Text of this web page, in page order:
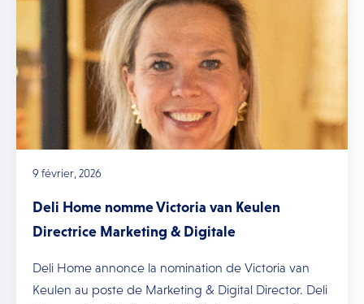
9 février, 2026
Deli Home nomme Victoria van Keulen
Directrice Marketing & Digitale
Deli Home annonce la nomination de Victoria van
Keulen au poste de Marketing & Digital Director. Deli